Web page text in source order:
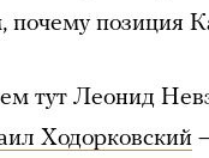
почему позиция
тут Леонид
Ходорковский